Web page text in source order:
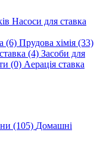
Насоси для ставка
(6) Прудова хімія (33)
(4) Засоби для
(0) Аерація ставка
(105) Домашні